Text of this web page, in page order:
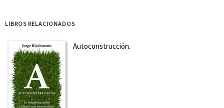
LIBROS RELACIONADOS
Autoconstrucción.